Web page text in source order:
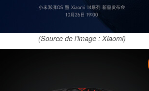
(Source de l'image : Xiaomi)